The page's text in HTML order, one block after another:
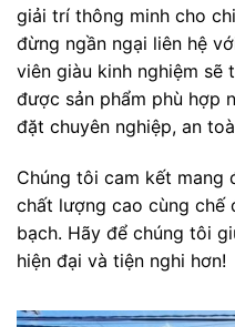
giải trí thông minh cho
đừng ngần ngại liên hệ
viên giàu kinh nghiệm sẽ
được sản phẩm phù hợp
đặt chuyên nghiệp, an
Chúng tôi cam kết mang
chất lượng cao cùng chế
bạch. Hãy để chúng tôi
hiện đại và tiện nghi hơn!